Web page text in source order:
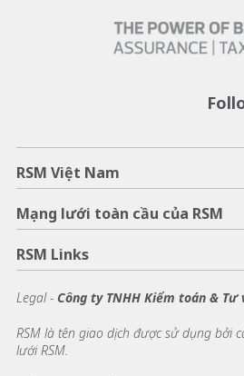
RSM Việt Nam
Mạng lưới toàn cầu của RSM
RSM Links
Legal - Công ty TNHH Kiểm toán & Tư
RSM là tên giao dịch được sử dụng bởi
lưới RSM.